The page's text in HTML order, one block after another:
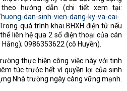
hướng dẫn (chi tiết xem tại:
dan-sinh-vien-dang-ky-va-cai-
quá trình khai BHXH điện tử nếu
liên hệ qua 2 số điện thoại của cán
0986353622 (cô Huyền).
thực hiện công việc này với tinh
túc trước hết vì quyền lợi của sinh
Nhà trường ngày càng vững mạnh.